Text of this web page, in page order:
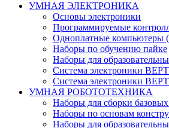
УМНАЯ ЭЛЕКТРОНИКА
Основы электроники
Программируемые
Одноплатные компьютеры
Наборы по обучению пайке
Наборы для
Система электроники
Система электроники
УМНАЯ РОБОТОТЕХНИКА
Наборы для сборки
Наборы по основам
Наборы для